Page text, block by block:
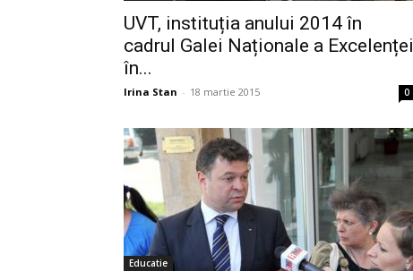
UVT, instituția anului 2014 în
cadrul Galei Naționale a Excelenței
în...
Irina Stan - 18 martie 2015 0
Educatie